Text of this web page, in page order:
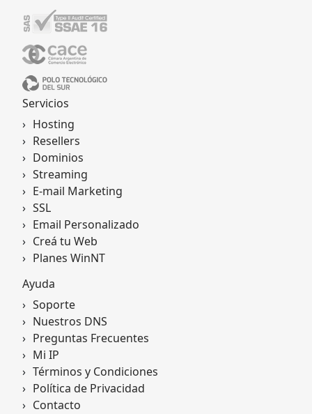
Servicios
Hosting
Resellers
Dominios
Streaming
E-mail Marketing
SSL
Email Personalizado
Creá tu Web
Planes WinNT
Ayuda
Soporte
Nuestros DNS
Preguntas Frecuentes
Mi IP
Términos y Condiciones
Política de Privacidad
Contacto